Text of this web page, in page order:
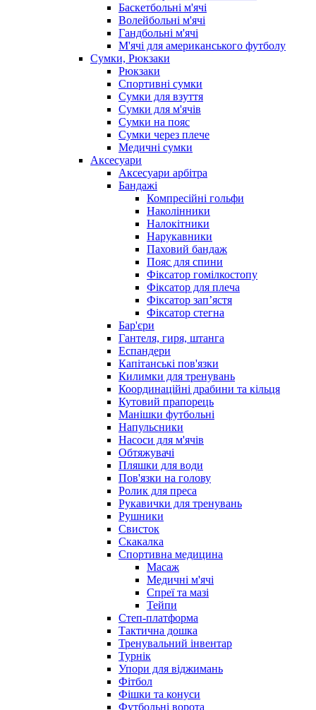
Баскетбольні м'ячі
Волейбольні м'ячі
Гандбольні м'ячі
М'ячі для американського футболу
Сумки, Рюкзаки
Рюкзаки
Спортивні сумки
Сумки для взуття
Сумки для м'ячів
Сумки на пояс
Сумки через плече
Медичні сумки
Аксесуари
Аксесуари арбітра
Бандажі
Компресійні гольфи
Наколінники
Налокітники
Нарукавники
Паховий бандаж
Пояс для спини
Фіксатор гомілкостопу
Фіксатор для плеча
Фіксатор запʼястя
Фіксатор стегна
Бар'єри
Гантеля, гиря, штанга
Еспандери
Капітанські пов'язки
Килимки для тренувань
Координаційні драбини та кільця
Кутовий прапорець
Манішки футбольні
Напульсники
Насоси для м'ячів
Обтяжувачі
Пляшки для води
Пов'язки на голову
Ролик для преса
Рукавички для тренувань
Рушники
Свисток
Скакалка
Спортивна медицина
Масаж
Медичні м'ячі
Спреї та мазі
Тейпи
Степ-платформа
Тактична дошка
Тренувальний інвентар
Турнік
Упори для віджимань
Фітбол
Фішки та конуси
Футбольні ворота